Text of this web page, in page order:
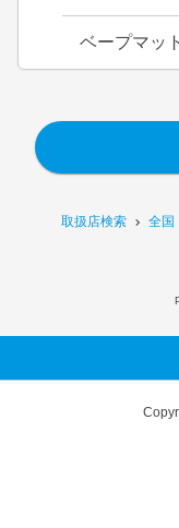
取扱店検索 全国
ベープマッ